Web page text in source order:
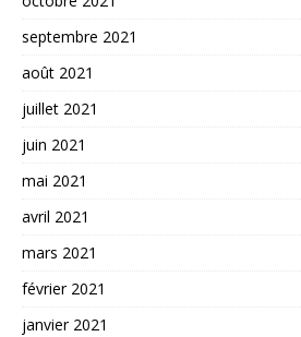
septembre 2021
août 2021
juillet 2021
juin 2021
mai 2021
avril 2021
mars 2021
février 2021
janvier 2021